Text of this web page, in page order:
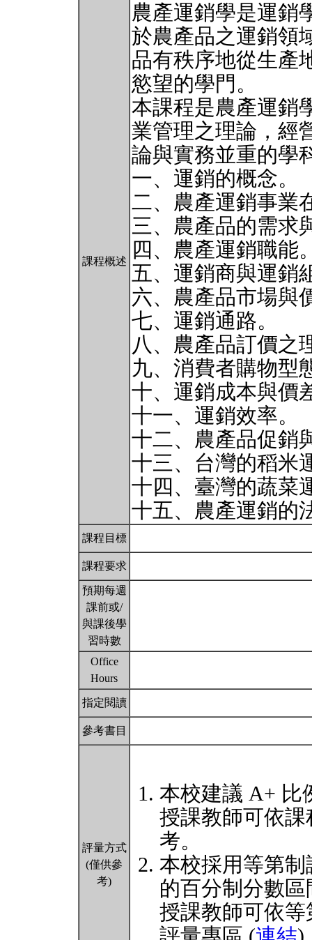
課程概述
農產運銷學是運銷
於農產品之運銷領
品有秩序地從生產
慾望的學門。
本課程是農產運銷
業管理之理論，經
論與實務並重的學
一、運銷的概念。
二、農產運銷事業
三、農產品的需求
四、農產運銷職能
五、運銷商與運銷
六、農產品市場與
七、運銷通路。
八、農產品訂價之
九、消費者購物型
十、運銷成本與價
十一、運銷效率。
十二、農產品促銷
十三、台灣的稻米
十四、臺灣的蔬菜
十五、農產運銷的
課程目標
課程要求
預期每週
課前或/
與課後學
習時數
Office
Hours
指定閱讀
參考書目
評量方式
(僅供參
考)
本校建議 A+ 比
授課教師可依
考。
本校採用等第
的百分制分數
授課教師可依